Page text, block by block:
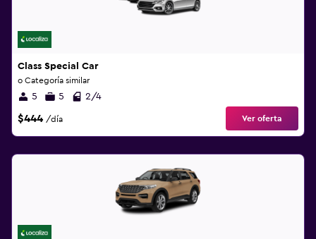
Class Special Car
o Categoría similar
5 5 2/4
$444 /día Ver oferta